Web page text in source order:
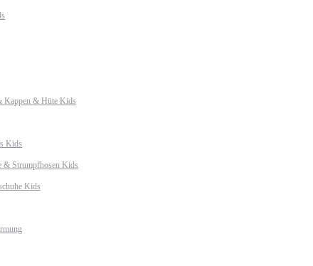
Kappen & Hüte Kids
Kids
& Strumpfhosen Kids
Kids